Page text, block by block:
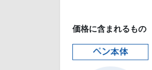
価格に含まれるもの